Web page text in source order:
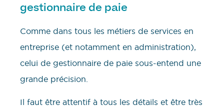
gestionnaire de paie
Comme dans tous les métiers de services en
entreprise (et notamment en administration),
celui de gestionnaire de paie sous-entend une
grande précision.
Il faut être attentif à tous les détails et être très